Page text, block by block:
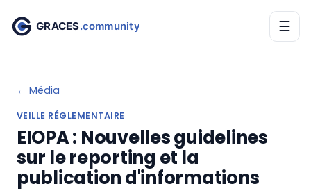
☰
← Média
VEILLE RÉGLEMENTAIRE
EIOPA : Nouvelles guidelines
sur le reporting et la
publication d'informations